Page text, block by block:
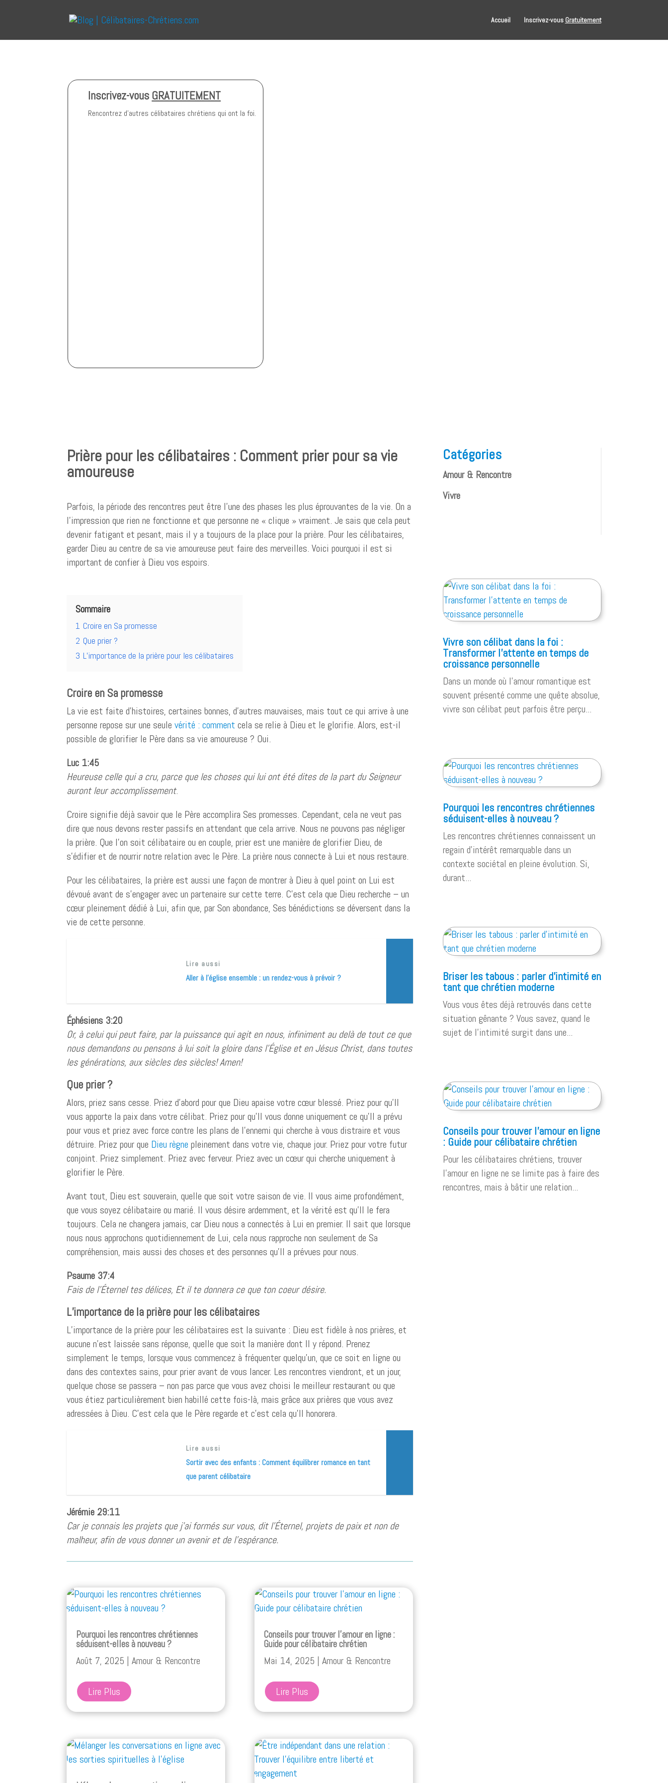
Accueil Inscrivez-vous Gratuitement
Inscrivez-vous GRATUITEMENT
Rencontrez d’autres célibataires chrétiens qui ont la foi.
Prière pour les célibataires : Comment prier pour sa vie
amoureuse
Parfois, la période des rencontres peut être l’une des phases les plus éprouvantes de la vie. On a
l’impression que rien ne fonctionne et que personne ne « clique » vraiment. Je sais que cela peut
devenir fatigant et pesant, mais il y a toujours de la place pour la prière. Pour les célibataires,
garder Dieu au centre de sa vie amoureuse peut faire des merveilles. Voici pourquoi il est si
important de confier à Dieu vos espoirs.
Sommaire
1 Croire en Sa promesse
2 Que prier ?
3 L’importance de la prière pour les célibataires
Croire en Sa promesse
La vie est faite d’histoires, certaines bonnes, d’autres mauvaises, mais tout ce qui arrive à une
personne repose sur une seulevérité : comment cela se relie à Dieu et le glorifie. Alors, est-il
possible de glorifier le Père dans sa vie amoureuse ? Oui.
Luc 1:45
Heureuse celle qui a cru, parce que les choses qui lui ont été dites de la part du Seigneur
auront leur accomplissement.
Croire signifie déjà savoir que le Père accomplira Ses promesses. Cependant, cela ne veut pas
dire que nous devons rester passifs en attendant que cela arrive. Nous ne pouvons pas négliger
la prière. Que l’on soit célibataire ou en couple, prier est une manière de glorifier Dieu, de
s’édifier et de nourrir notre relation avec le Père. La prière nous connecte à Lui et nous restaure.
Pour les célibataires, la prière est aussi une façon de montrer à Dieu à quel point on Lui est
dévoué avant de s’engager avec un partenaire sur cette terre. C’est cela que Dieu recherche – un
cœur pleinement dédié à Lui, afin que, par Son abondance, Ses bénédictions se déversent dans la
vie de cette personne.
Lire aussi
Aller à l’église ensemble : un rendez-vous à prévoir ?
Éphésiens 3:20
Or, à celui qui peut faire, par la puissance qui agit en nous, infiniment au delà de tout ce que
nous demandons ou pensons à lui soit la gloire dans l’Église et en Jésus Christ, dans toutes
les générations, aux siècles des siècles! Amen!
Que prier ?
Alors, priez sans cesse. Priez d’abord pour que Dieu apaise votre cœur blessé. Priez pour qu’Il
vous apporte la paix dans votre célibat. Priez pour qu’Il vous donne uniquement ce qu’Il a prévu
pour vous et priez avec force contre les plans de l’ennemi qui cherche à vous distraire et vous
détruire. Priez pour que Dieu règne pleinement dans votre vie, chaque jour. Priez pour votre futur
conjoint. Priez simplement. Priez avec ferveur. Priez avec un cœur qui cherche uniquement à
glorifier le Père.
Avant tout, Dieu est souverain, quelle que soit votre saison de vie. Il vous aime profondément,
que vous soyez célibataire ou marié. Il vous désire ardemment, et la vérité est qu’Il le fera
toujours. Cela ne changera jamais, car Dieu nous a connectés à Lui en premier. Il sait que lorsque
nous nous approchons quotidiennement de Lui, cela nous rapproche non seulement de Sa
compréhension, mais aussi des choses et des personnes qu’Il a prévues pour nous.
Psaume 37:4
Fais de l’Éternel tes délices, Et il te donnera ce que ton coeur désire.
L’importance de la prière pour les célibataires
L’importance de la prière pour les célibataires est la suivante : Dieu est fidèle à nos prières, et
aucune n’est laissée sans réponse, quelle que soit la manière dont Il y répond. Prenez
simplement le temps, lorsque vous commencez à fréquenter quelqu’un, que ce soit en ligne ou
dans des contextes sains, pour prier avant de vous lancer. Les rencontres viendront, et un jour,
quelque chose se passera – non pas parce que vous avez choisi le meilleur restaurant ou que
vous étiez particulièrement bien habillé cette fois-là, mais grâce aux prières que vous avez
adressées à Dieu. C’est cela que le Père regarde et c’est cela qu’Il honorera.
Lire aussi
Sortir avec des enfants : Comment équilibrer romance en tant
que parent célibataire
Jérémie 29:11
Car je connais les projets que j’ai formés sur vous, dit l’Éternel, projets de paix et non de
malheur, afin de vous donner un avenir et de l’espérance.
Pourquoi les rencontres chrétiennes
séduisent-elles à nouveau ?
Août 7, 2025 |Amour & Rencontre
Lire Plus
Conseils pour trouver l’amour en ligne :
Guide pour célibataire chrétien
Mai 14, 2025 |Amour & Rencontre
Lire Plus
Catégories
Amour & Rencontre
Vivre
Vivre son célibat dans la foi :
Transformer l’attente en temps de
croissance personnelle
Dans un monde où l’amour romantique est
souvent présenté comme une quête absolue,
vivre son célibat peut parfois être perçu...
Pourquoi les rencontres chrétiennes
séduisent-elles à nouveau ?
Les rencontres chrétiennes connaissent un
regain d’intérêt remarquable dans un
contexte sociétal en pleine évolution. Si,
durant...
Briser les tabous : parler d’intimité en
tant que chrétien moderne
Vous vous êtes déjà retrouvés dans cette
situation gênante ? Vous savez, quand le
sujet de l'intimité surgit dans une...
Conseils pour trouver l’amour en ligne
: Guide pour célibataire chrétien
Pour les célibataires chrétiens, trouver
l’amour en ligne ne se limite pas à faire des
rencontres, mais à bâtir une relation...